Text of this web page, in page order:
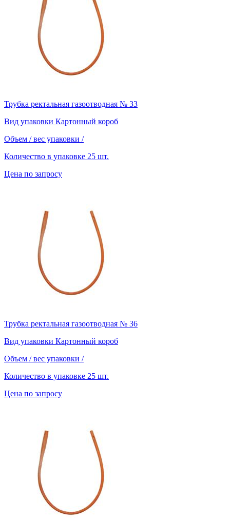
Трубка ректальная газоотводная № 33
Вид упаковки Картонный короб
Объем / вес упаковки /
Количество в упаковке 25 шт.
Цена по запросу
Трубка ректальная газоотводная № 36
Вид упаковки Картонный короб
Объем / вес упаковки /
Количество в упаковке 25 шт.
Цена по запросу